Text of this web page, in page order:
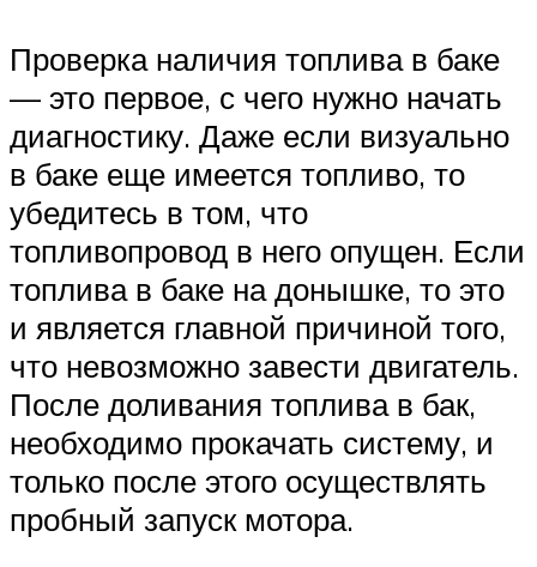
Проверка наличия топлива в баке
— это первое, с чего нужно начать
диагностику. Даже если визуально
в баке еще имеется топливо, то
убедитесь в том, что
топливопровод в него опущен. Если
топлива в баке на донышке, то это
и является главной причиной того,
что невозможно завести двигатель.
После доливания топлива в бак,
необходимо прокачать систему, и
только после этого осуществлять
пробный запуск мотора.